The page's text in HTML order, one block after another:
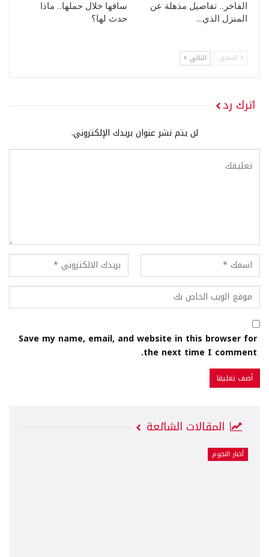
الفاخر.. تفاصيل مذهلة عن
المنزل الذي…
ساقها خلال حملها.. ماذا
حدث لها؟
السابق التالي
اترك رد
لن يتم نشر عنوان بريدك الإلكتروني.
Save my name, email, and website in this browser for
the next time I comment.
المقالات الشائعة
أخبار النجوم